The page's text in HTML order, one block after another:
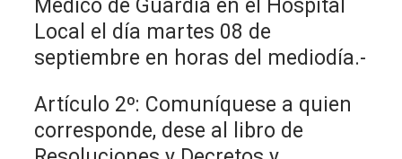
Médico de Guardia en el Hospital
Local el día martes 08 de
septiembre en horas del mediodía.-
Artículo 2º: Comuníquese a quien
corresponde, dese al libro de